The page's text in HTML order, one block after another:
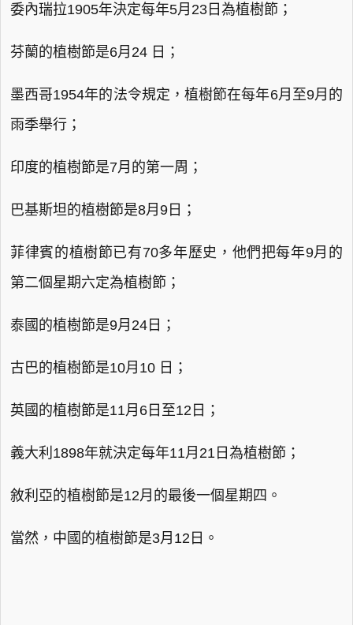
委內瑞拉1905年決定每年5月23日為植樹節；
芬蘭的植樹節是6月24 日；
墨西哥1954年的法令規定，植樹節在每年6月至9月的
雨季舉行；
印度的植樹節是7月的第一周；
巴基斯坦的植樹節是8月9日；
菲律賓的植樹節已有70多年歷史，他們把每年9月的
第二個星期六定為植樹節；
泰國的植樹節是9月24日；
古巴的植樹節是10月10 日；
英國的植樹節是11月6日至12日；
義大利1898年就決定每年11月21日為植樹節；
敘利亞的植樹節是12月的最後一個星期四。
當然，中國的植樹節是3月12日。